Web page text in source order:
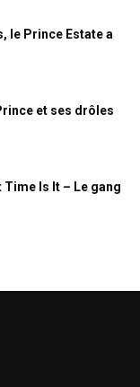
le Prince Estate a
et ses drôles
Time Is It – Le gang